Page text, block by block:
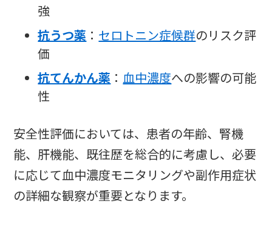
強
抗うつ薬 ： セロトニン症候群のリスク評
価
抗てんかん薬 ：血中濃度への影響の可能
性
安全性評価においては、患者の年齢、腎機
能、肝機能、既往歴を総合的に考慮し、必要
に応じて血中濃度モニタリングや副作用症状
の詳細な観察が重要となります。